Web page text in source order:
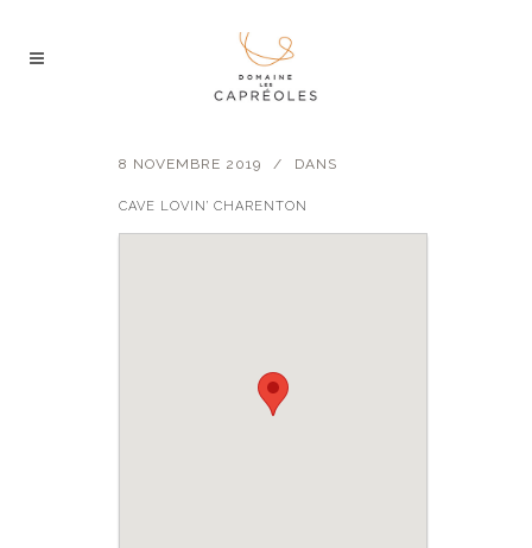
8 NOVEMBRE 2019 DANS
CAVE LOVIN’ CHARENTON